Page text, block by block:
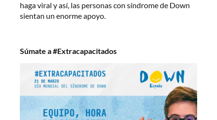
haga viral y así, las personas con síndrome de Down
sientan un enorme apoyo.
Súmate a #Extracapacitados